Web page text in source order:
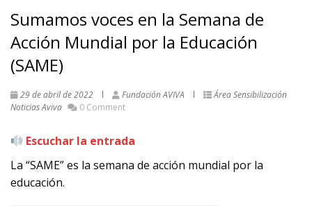
Sumamos voces en la Semana de
Acción Mundial por la Educación
(SAME)
29 de abril de 2022 Fundación AVIVA
Área Sensibilización
Noticias Aviva
0 Comment
Escuchar la entrada
La “SAME” es la semana de acción mundial por la
educación.